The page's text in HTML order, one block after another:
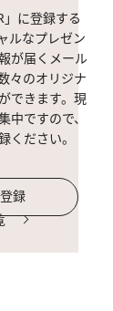
」に登録する
ルなプレゼン
が届くメール
々のオリジナ
できます。現
中ですので、
ください。
録